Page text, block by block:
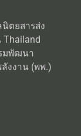
ตยสารส่ง
Thailand
มพัฒนา
งงาน (พพ.)